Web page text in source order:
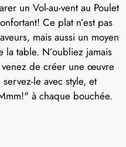
un Vol-au-vent au Poulet
Ce plat n’est pas
mais aussi un moyen
table. N’oubliez jamais
de créer une œuvre
le avec style, et
à chaque bouchée.